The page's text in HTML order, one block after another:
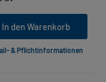
In den Warenkorb
& Pflichtinformationen